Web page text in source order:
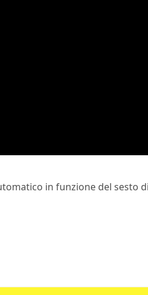
in funzione del sesto